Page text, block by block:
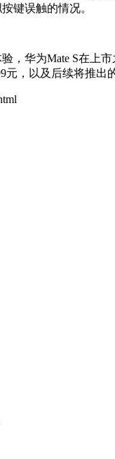
键误触的情况。
，华为Mate S在上
，以及后续将推出